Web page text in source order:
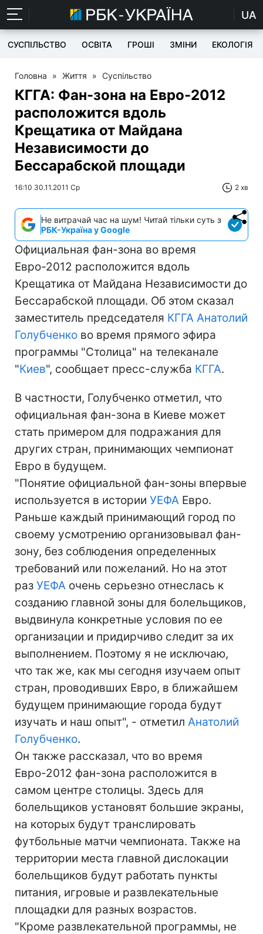
UA
СУСПІЛЬСТВО ОСВІТА ГРОШІ ЗМІНИ ЕКОЛОГІЯ
Головна » Життя » Суспільство
КГГА: Фан-зона на Евро-2012
расположится вдоль
Крещатика от Майдана
Независимости до
Бессарабской площади
16:10 30.11.2011 Ср 2 хв
Не витрачай час на шум! Читай тільки суть з
РБК-Україна у Google
Официальная фан-зона во время
Евро-2012 расположится вдоль
Крещатика от Майдана Независимости до
Бессарабской площади. Об этом сказал
заместитель председателя КГГА Анатолий
Голубченко во время прямого эфира
программы "Столица" на телеканале
"Киев", сообщает пресс-служба КГГА.
В частности, Голубченко отметил, что
официальная фан-зона в Киеве может
стать примером для подражания для
других стран, принимающих чемпионат
Евро в будущем.
"Понятие официальной фан-зоны впервые
используется в истории УЕФА Евро.
Раньше каждый принимающий город по
своему усмотрению организовывал фан-
зону, без соблюдения определенных
требований или пожеланий. Но на этот
раз УЕФА очень серьезно отнеслась к
созданию главной зоны для болельщиков,
выдвинула конкретные условия по ее
организации и придирчиво следит за их
выполнением. Поэтому я не исключаю,
что так же, как мы сегодня изучаем опыт
стран, проводивших Евро, в ближайшем
будущем принимающие города будут
изучать и наш опыт", - отметил Анатолий
Голубченко.
Он также рассказал, что во время
Евро-2012 фан-зона расположится в
самом центре столицы. Здесь для
болельщиков установят большие экраны,
на которых будут транслировать
футбольные матчи чемпионата. Также на
территории места главной дислокации
болельщиков будут работать пункты
питания, игровые и развлекательные
площадки для разных возрастов.
"Кроме развлекательной программы, не